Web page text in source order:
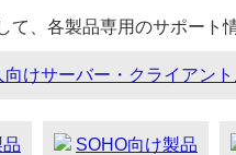
て、各製品専用のサポート
向けサーバー・クライアン
SOHO向け製品